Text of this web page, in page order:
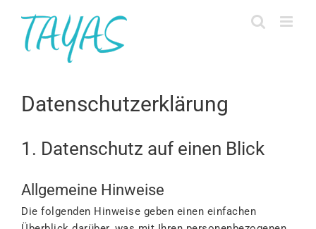
springen
Datenschutzerklärung
1. Datenschutz auf einen Blick
Allgemeine Hinweise
Die folgenden Hinweise geben einen einfachen